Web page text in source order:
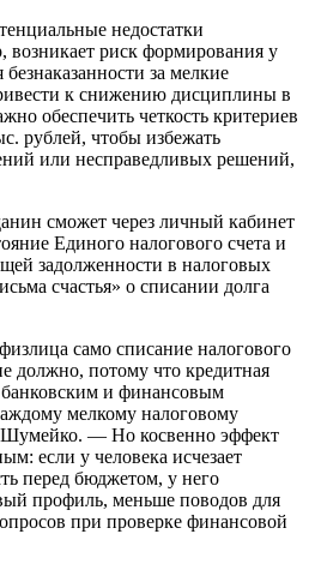
недостатки
возникает риск формирования у
за мелкие
к снижению дисциплины в
обеспечить четкость критериев
рублей, чтобы избежать
или несправедливых решений,
сможет через личный кабинет
Единого налогового счета и
задолженности в налоговых
счастья» о списании долга
само списание налогового
должно, потому что кредитная
и финансовым
мелкому налоговому
— Но косвенно эффект
если у человека исчезает
перед бюджетом, у него
профиль, меньше поводов для
при проверке финансовой